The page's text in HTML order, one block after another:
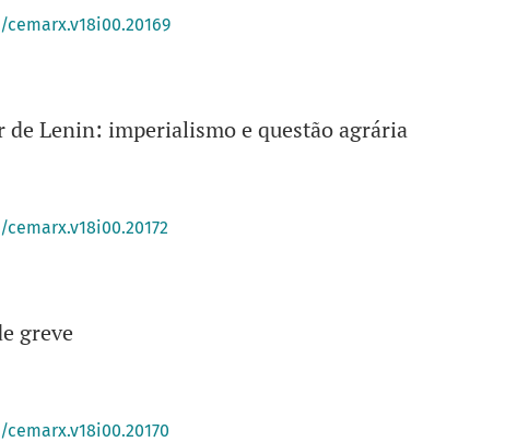
de Lenin: imperialismo e questão agrária
greve